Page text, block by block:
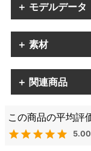
＋ モデルデータ
＋ 素材
＋ 関連商品
5.00